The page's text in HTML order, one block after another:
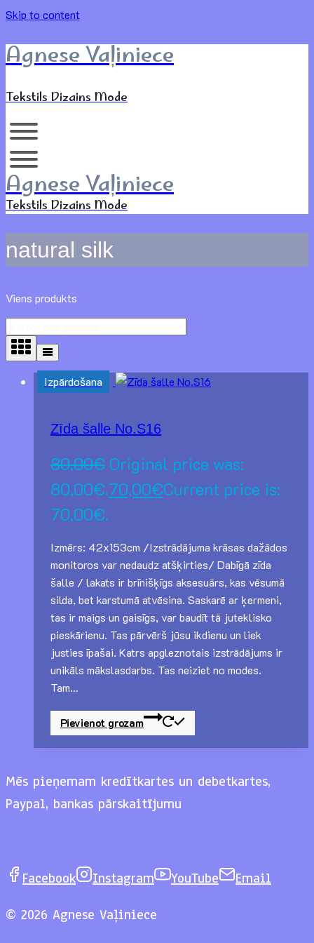
Skip to content
Agnese Vaļiniece
Tekstils Dizains Mode
Agnese Vaļiniece
Tekstils Dizains Mode
natural silk
Viens produkts
Izpārdošana
Zīda šalle No.S16
80,00€ Original price was:
80,00€.70,00€Current price is:
70,00€.
Izmērs: 42x153cm /Izstrādājuma krāsas dažādos
monitoros var nedaudz atšķirties/ Dabīgā zīda
šalle / lakats ir brīnišķīgs aksesuārs, kas vēsumā
silda, bet karstumā atvēsina. Saskarē ar ķermeni,
tas ir maigs un gaisīgs, var baudīt tā juteklisko
pieskārienu. Tas pārvērš jūsu ikdienu un liek
justies īpašai. Katrs apgleznotais izstrādājums ir
unikāls mākslasdarbs. Tas neiziet no modes.
Tam…
Pievienot grozam
Mēs pieņemam kredītkartes un debetkartes,
Paypal, bankas pārskaitījumu
Facebook Instagram YouTube
Email
© 2026 Agnese Vaļiniece